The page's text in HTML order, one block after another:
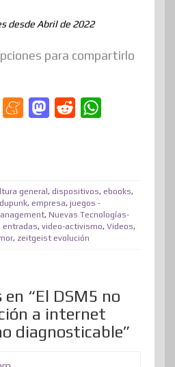
desde Abril de 2022
para compartirlo
M
a
m
e
M
o
d
o
i
t
s
A
p
general, dispositivos, ebooks,
, empresa, juegos -
, Nuevas Tecnologías-
entradas, video-activismo, Videos,
, zeitgeist evolución
“El DSM5 no
a internet
diagnosticable”